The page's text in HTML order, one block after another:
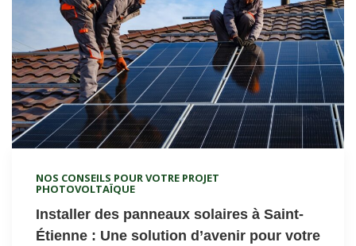
NOS CONSEILS POUR VOTRE PROJET
PHOTOVOLTAÏQUE
Installer des panneaux solaires à Saint-
Étienne : Une solution d’avenir pour votre